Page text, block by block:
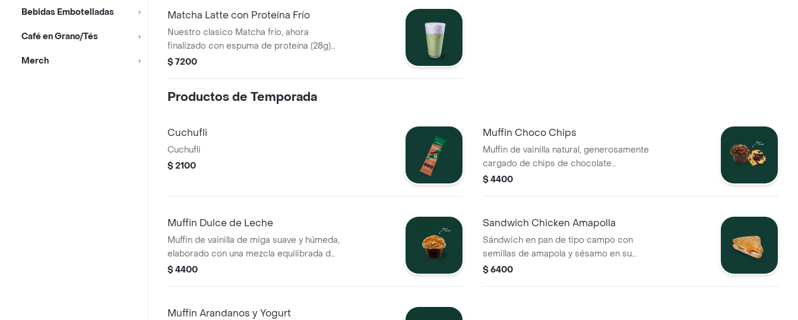
Bebidas Embotelladas
Café en Grano/Tés
Merch
Matcha Latte con Proteína Frío
Nuestro clasico Matcha frío, ahora
finalizado con espuma de proteína (28g)
sabor vainilla sin azúcar.
$ 7200
Productos de Temporada
Cuchufli
Cuchufli
$ 2100
Muffin Choco Chips
Muffin de vainilla natural, generosamente
cargado de chips de chocolate
semiamargo, que esconde en su interior
$ 4400
Muffin Dulce de Leche
Muffin de vainilla de miga suave y húmeda,
elaborado con una mezcla equilibrada de
mantequilla y aceite vegetal, relleno con
suave aromatizado.
$ 4400
Sandwich Chicken Amapolla
Sándwich en pan de tipo campo con
semillas de amapola y sésamo en su
superficie; relleno con suave queso
$ 6400
Muffin Arandanos y Yogurt